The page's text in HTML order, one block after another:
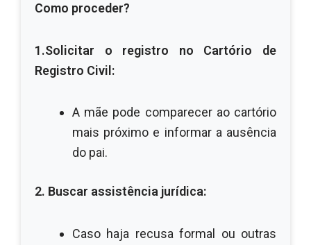
Como proceder?
1.Solicitar o registro no Cartório de
Registro Civil:
A mãe pode comparecer ao cartório
mais próximo e informar a ausência
do pai.
2. Buscar assistência jurídica:
Caso haja recusa formal ou outras